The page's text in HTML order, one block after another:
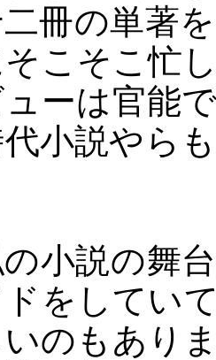
冊の単著
そこそこ忙
ーは官能
小説やら
小説の舞
ドをしてい
のもあり